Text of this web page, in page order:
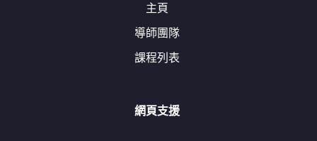
主頁
導師團隊
課程列表
網頁支援